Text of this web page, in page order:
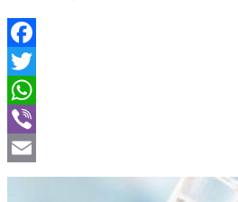
Facebook
Twitter
WhatsApp
Viber
Email